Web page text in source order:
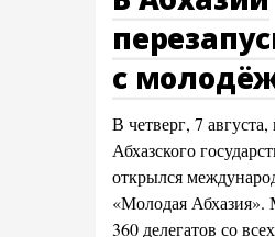
с
В четверг, 7
Абхазского
открылся
«Молодая Абхазия».
360 делегатов со